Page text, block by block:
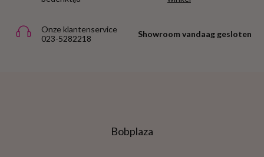
Onze klantenservice
023-5282218
Showroom vandaag gesloten
Bobplaza